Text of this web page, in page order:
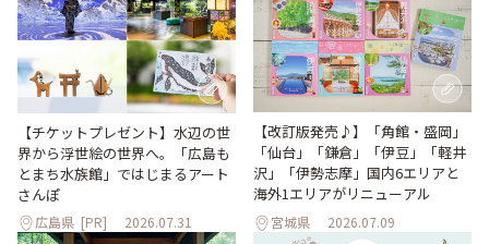
【チケットプレゼント】水辺の世
界から浮世絵の世界へ。「広島も
とまち水族館」ではじまるアート
さんぽ
広島県 [PR] 2026.07.31
【改訂版発売♪】「角館・盛岡」
「仙台」「鎌倉」「伊豆」「軽井
沢」「伊勢志摩」国内6エリアと
海外1エリアがリニューアル
宮城県 2026.07.09